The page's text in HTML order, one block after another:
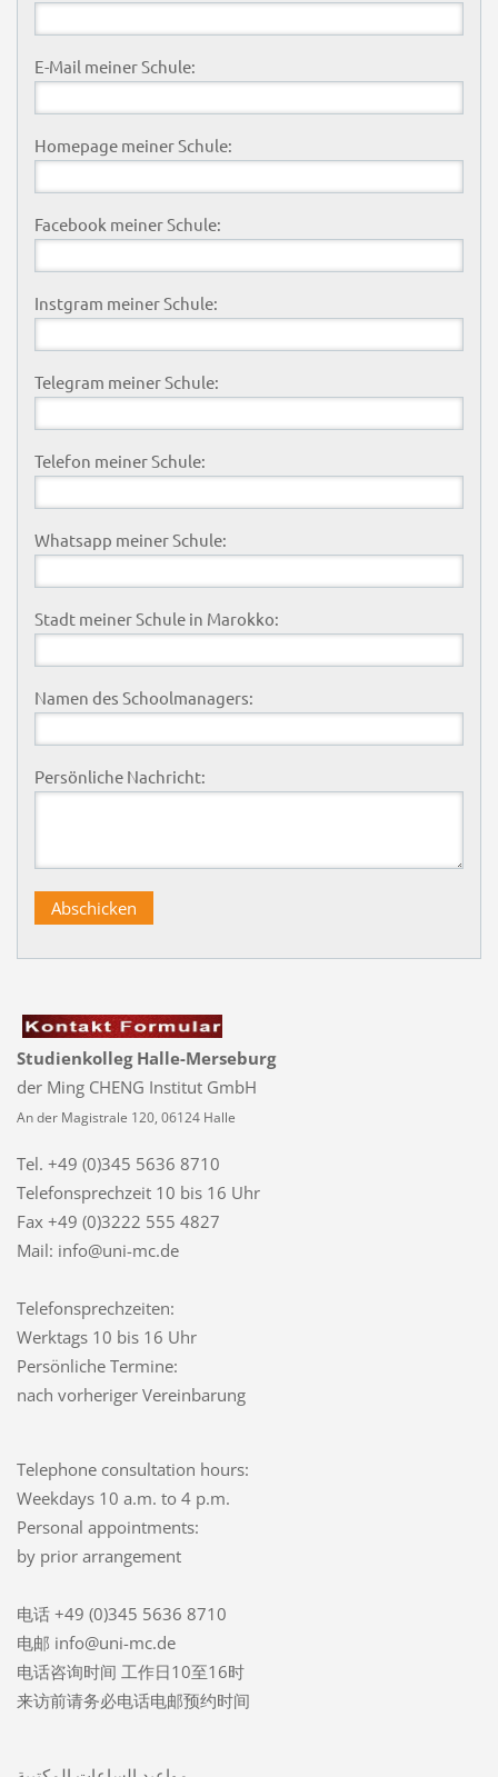
E-Mail meiner Schule:
Homepage meiner Schule:
Facebook meiner Schule:
Instgram meiner Schule:
Telegram meiner Schule:
Telefon meiner Schule:
Whatsapp meiner Schule:
Stadt meiner Schule in Marokko:
Namen des Schoolmanagers:
Persönliche Nachricht:
Studienkolleg Halle-Merseburg
der Ming CHENG Institut GmbH
An der Magistrale 120, 06124 Halle
Tel. +49 (0)345 5636 8710
Telefonsprechzeit 10 bis 16 Uhr
Fax +49 (0)3222 555 4827
Mail: info@uni-mc.de
Telefonsprechzeiten:
Werktags 10 bis 16 Uhr
Persönliche Termine:
nach vorheriger Vereinbarung
Telephone consultation hours:
Weekdays 10 a.m. to 4 p.m.
Personal appointments:
by prior arrangement
电话 +49 (0)345 5636 8710
电邮 info@uni-mc.de
电话咨询时间 工作日10至16时
来访前请务必电话电邮预约时间